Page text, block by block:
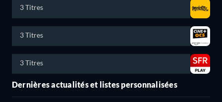
3 Titres
3 Titres
3 Titres
Dernières actualités et listes personnalisées